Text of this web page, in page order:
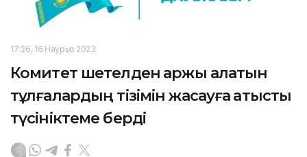
17:26, 16 Наурыз 2023
Комитет шетелден қаржы алатын
тұлғалардың тізімін жасауға қатысты
түсініктеме берді